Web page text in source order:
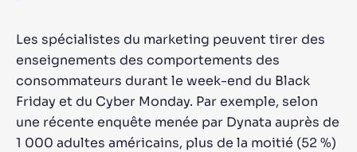
Les spécialistes du marketing peuvent tirer des
enseignements des comportements des
consommateurs durant le week-end du Black
Friday et du Cyber ​​Monday. Par exemple, selon
une récente enquête menée par Dynata auprès de
1 000 adultes américains, plus de la moitié (52 %) ​​